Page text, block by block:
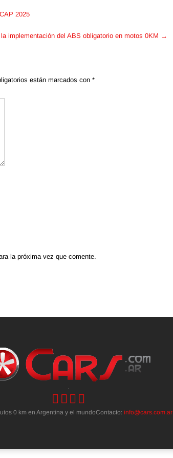
2025
implementación del ABS obligatorio en motos 0KM →
están marcados con *
la próxima vez que comente.
.
0 km en Argentina y el mundoContacto: info@cars.com.ar